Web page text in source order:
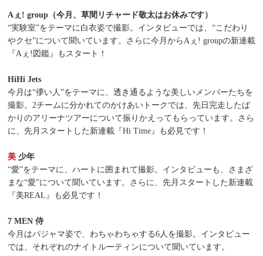
Aぇ! group（今月、草間リチャード敬太はお休みです）
“実験室”をテーマに白衣姿で撮影。インタビューでは、“こだわり
やクセ”について聞いています。さらに今月からAぇ! groupの新連載
『Aぇ!図鑑』もスタート！
HiHi Jets
今月は“儚い人”をテーマに、透き通るような美しいメンバーたちを
撮影。2チームに分かれてのかけあいトークでは、先日完走したば
かりのアリーナツアーについて振りかえってもらっています。さら
に、先月スタートした新連載『Hi Time』も必見です！
美 少年
“愛”をテーマに、ハートに囲まれて撮影。インタビューも、さまざ
まな“愛”について聞いています。さらに、先月スタートした新連載
『美REAL』も必見です！
7 MEN 侍
今月はパジャマ姿で、わちゃわちゃする6人を撮影。インタビュー
では、それぞれのナイトルーティンについて聞いています。